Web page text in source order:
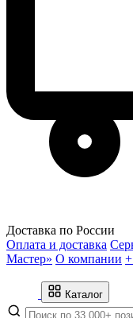
Доставка по России
Оплата и доставка
Мастер» О компании
Каталог